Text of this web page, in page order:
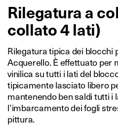
Rilegatura a
collato 4 lati)
Rilegatura tipica dei blocchi
Acquerello. È effettuato per
vinilica su tutti i lati del
tipicamente lasciato libero
mantenendo ben saldi tutti i
l’imbarcamento dei fogli
pittura.